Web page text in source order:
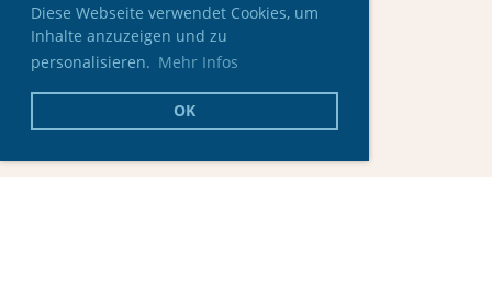
Diese Webseite verwendet Cookies, um
Inhalte anzuzeigen und zu
personalisieren. Mehr Infos
OK